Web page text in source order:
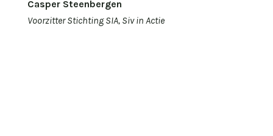
Casper Steenbergen
Voorzitter Stichting SIA, Siv in Actie